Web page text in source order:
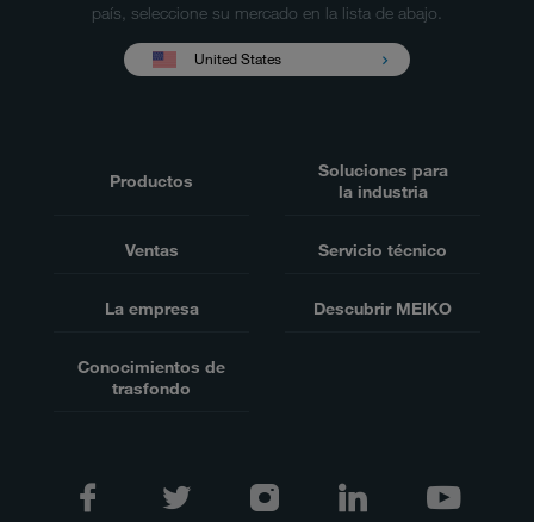
país, seleccione su mercado en la lista de abajo.
United States
Productos
Soluciones para
la industria
Ventas Servicio técnico
La empresa Descubrir MEIKO
Conocimientos de
trasfondo